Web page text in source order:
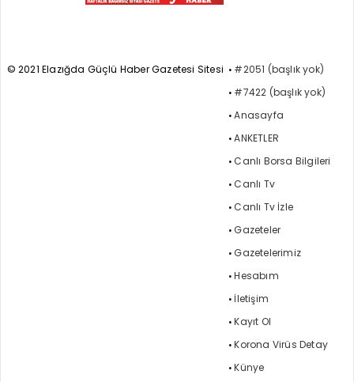
© 2021 Elazığda Güçlü Haber Gazetesi Sitesi
#2051 (başlık yok)
#7422 (başlık yok)
Anasayfa
ANKETLER
Canlı Borsa Bilgileri
Canlı Tv
Canlı Tv İzle
Gazeteler
Gazetelerimiz
Hesabım
İletişim
Kayıt Ol
Korona Virüs Detay
Künye